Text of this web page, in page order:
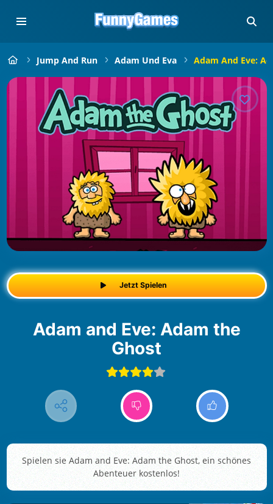
Jump And Run Adam Und Eva Adam And Eve:
Jetzt Spielen
Adam and Eve: Adam the
Ghost
Spielen sie Adam and Eve: Adam the Ghost, ein schönes
Abenteuer kostenlos!